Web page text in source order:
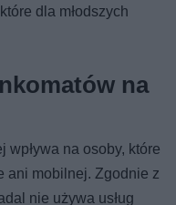
dla młodszych
na
na osoby, które
ani mobilnej. Zgodnie z
nie używa usług